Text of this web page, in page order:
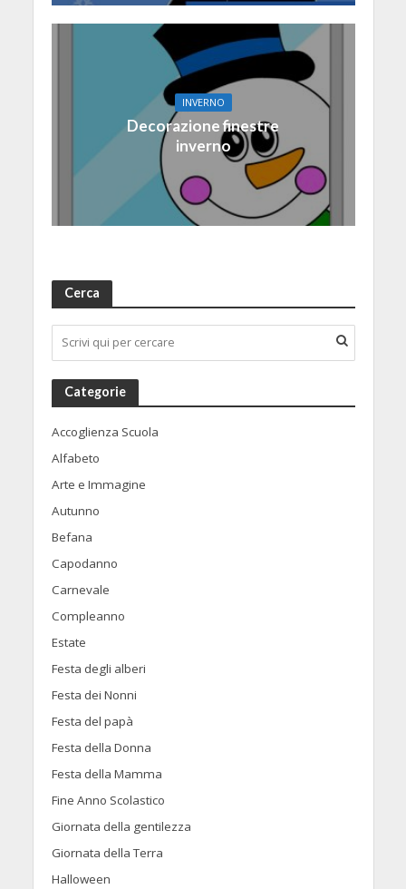
INVERNO
Decorazione finestre
inverno
Cerca
Categorie
Accoglienza Scuola
Alfabeto
Arte e Immagine
Autunno
Befana
Capodanno
Carnevale
Compleanno
Estate
Festa degli alberi
Festa dei Nonni
Festa del papà
Festa della Donna
Festa della Mamma
Fine Anno Scolastico
Giornata della gentilezza
Giornata della Terra
Halloween